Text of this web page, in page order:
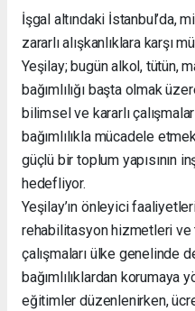
İşgal altındaki İstanbul’da,
zararlı alışkanlıklara karşı
Yeşilay; bugün alkol, tütün,
bağımlılığı başta olmak
bilimsel ve kararlı
bağımlılıkla mücadele
güçlü bir toplum yapısının
hedefliyor.
Yeşilay’ın önleyici
rehabilitasyon hizmetleri
çalışmaları ülke genelinde
bağımlılıklardan
eğitimler düzenlenirken,